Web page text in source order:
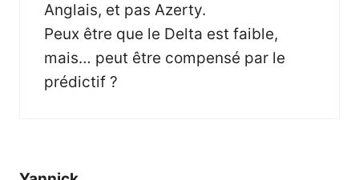
Anglais, et pas Azerty.
Peux être que le Delta est faible,
mais… peut être compensé par le
prédictif ?